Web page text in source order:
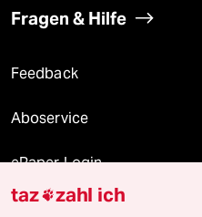
Fragen & Hilfe
Feedback
Aboservice
ePaper Login
Downloads für Abonnierende
taz zahl ich